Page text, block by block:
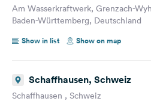
Am Wasserkraftwerk, Grenzach-
Baden-Württemberg, Deutschland
Show in list
Show on map
Schaffhausen, Schweiz
Schaffhausen , Schweiz